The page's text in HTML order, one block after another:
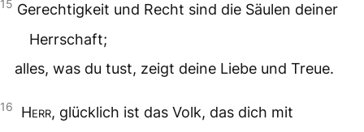
15 Gerechtigkeit und Recht sind die Säulen deiner
Herrschaft;
alles, was du tust, zeigt deine Liebe und Treue.
16 Herr, glücklich ist das Volk, das dich mit